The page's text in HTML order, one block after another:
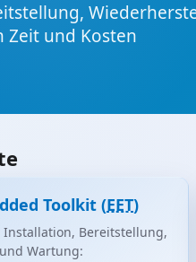
Zeit und Kosten
Toolkit (EET)
Bereitstellung,
Wartung: